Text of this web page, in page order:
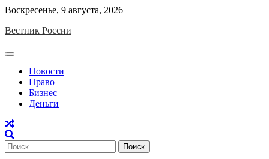
Skip
content
Воскресенье, 9 августа, 2026
Вестник России
Новости
Право
Бизнес
Деньги
Найти: